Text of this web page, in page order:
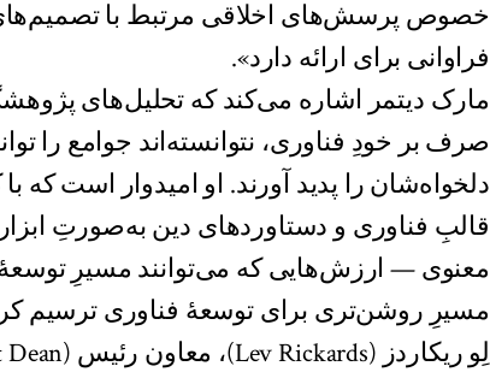
خصوص پرسش‌های اخلاقی مرتبط با تصمیم‌های
فراوانی برای ارائه دارد».
مارک دیتمر اشاره می‌کند که تحلیل‌های
صرف بر خودِ فناوری، نتوانسته‌اند جوامع را
دلخواه‌شان را پدید آورند. او امیدوار است که
قالبِ فناوری و دستاوردهای دین به‌صورتِ
معنوی — ارزش‌هایی که می‌توانند مسیرِ توسعهٔ
مسیرِ روشن‌تری برای توسعهٔ فناوری ترسیم